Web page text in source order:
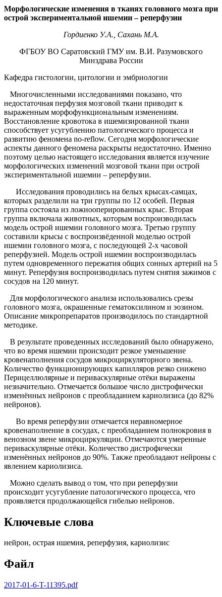
Морфологические изменения в тканях головного мозга при
острой экспериментальной ишемии – реперфузии
Гордиенко У.А., Сахань М.А.
ФГБОУ ВО Саратовский ГМУ им. В.И. Разумовского
Минздрава России
Кафедра гистологии, цитологии и эмбриологии
Многочисленными исследованиями показано, что
недостаточная перфузия мозговой ткани приводит к
выраженным морфофункциональным изменениям.
Восстановление кровотока в ишемизированной ткани
способствует усугублению патологического процесса и
развитию феномена no-reflow. Сегодня морфологические
аспекты данного феномена раскрыты недостаточно. Именно
поэтому целью настоящего исследования является изучение
морфологических изменений мозговой ткани при острой
экспериментальной ишемии – реперфузии.
Исследования проводились на белых крысах-самцах,
которых разделили на три группы по 12 особей. Первая
группа состояла из ложнооперированных крыс. Вторая
группа включала животных, которым воспроизводилась
модель острой ишемии головного мозга. Третью группу
составили крысы с воспроизвёденной моделью острой
ишемии головного мозга, с последующей 2-х часовой
реперфузией. Модель острой ишемии воспроизводилась
путем одновременного пережатия общих сонных артерий на 5
минут. Реперфузия воспроизводилась путем снятия зажимов с
сосудов на 120 минут.
Для морфологического анализа использовались срезы
головного мозга, окрашенные гематоксилином и эозином.
Описание микропрепаратов производилось по стандартной
методике.
В результате проведенных исследований было обнаружено,
что во время ишемии происходит резкое уменьшение
кровенаполнения сосудов микроциркуляторного звена.
Количество функционирующих капилляров резко снижено
Перицеллюлярные и периваскулярные отёки выражены
незначительно. Отмечается большое число дистрофически
изменённых нейронов с преобладанием кариолизиса (до 82%
нейронов).
Во время реперфузии отмечается неравномерное
кровенаполнение в сосудах, с преобладанием полнокровия в
венозном звене микроциркуляции. Отмечаются умеренные
периваскулярные отёки. Количество дистрофически
изменённых нейронов до 90%. Также преобладают нейроны с
явлением кариолизиса.
Можно сделать вывод о том, что при реперфузии
происходит усугубление патологического процесса, что
проявляется продолжающейся гибелью нейронов.
Ключевые слова
нейрон, острая ишемия, реперфузия, кариолизис
Файл
2017-01-6-T-11395.pdf